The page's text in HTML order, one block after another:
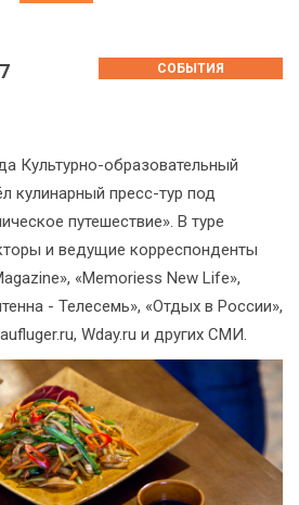
СОБЫТИЯ
Культурно-образовательный
кулинарный пресс-тур под
путешествие». В туре
и ведущие корреспонденты
«Memoriess New Life»,
- Телесемь», «Отдых в России»,
Wday.ru и других СМИ.